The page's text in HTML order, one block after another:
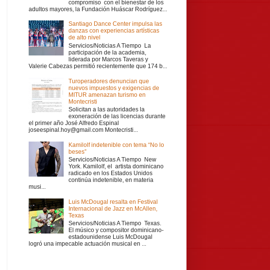
compromiso con el bienestar de los
adultos mayores, la Fundación Huáscar Rodríguez...
Santiago Dance Center impulsa las
danzas con experiencias artísticas
de alto nivel
Servicios/Noticias A Tiempo La
participación de la academia,
liderada por Marcos Taveras y
Valerie Cabezas permitió recientemente que 174 b...
Turoperadores denuncian que
nuevos impuestos y exigencias de
MITUR amenazan turismo en
Montecristi
Solicitan a las autoridades la
exoneración de las licencias durante
el primer año José Alfredo Espinal
joseespinal.hoy@gmail.com Montecristi...
Kamilolf indetenible con tema “No lo
beses”
Servicios/Noticias A Tiempo New
York. Kamilolf, el artista dominicano
radicado en los Estados Unidos
continúa indetenible, en materia
musi...
Luis McDougal resalta en Festival
Internacional de Jazz en McAllen,
Texas
Servicios/Noticias A Tiempo Texas.
El músico y compositor dominicano-
estadounidense Luis McDougal
logró una impecable actuación musical en ...